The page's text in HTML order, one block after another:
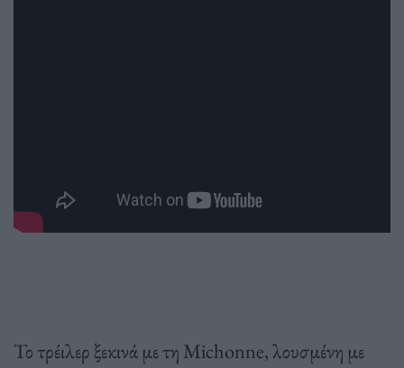
Το τρέιλερ ξεκινά με τη Michonne, λουσμένη με